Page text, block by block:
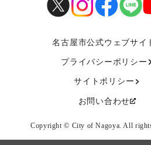
名古屋市公式ウェブサイ
プライバシーポリシー
サイトポリシー
お問い合わせ
Copyright © City of Nagoya. All